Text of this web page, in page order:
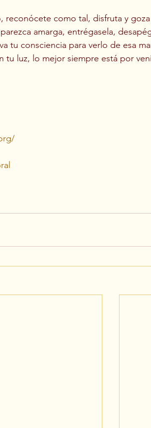
reconócete como tal, disfruta y goza
amarga, entrégasela,
tu consciencia para verlo de esa
tu luz, lo mejor siempre está por